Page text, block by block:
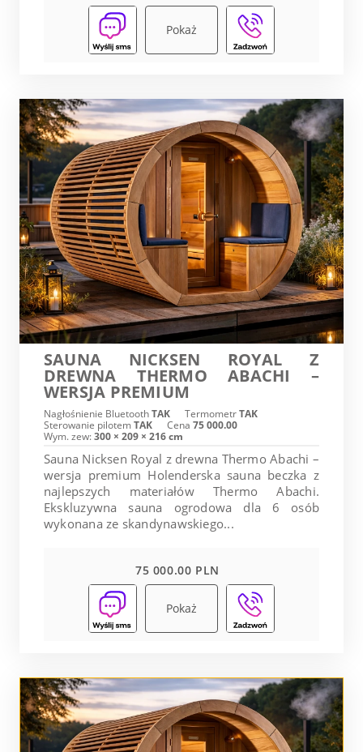
Pokaż
SAUNA NICKSEN ROYAL Z
DREWNA THERMO ABACHI –
WERSJA PREMIUM
Nagłośnienie BluetoothTAK TermometrTAK
Sterowanie pilotemTAK Cena 75 000.00
Wym. zew:300 × 209 × 216 cm
Sauna Nicksen Royal z drewna Thermo Abachi –
wersja premium Holenderska sauna beczka z
najlepszych materiałów Thermo Abachi.
Ekskluzywna sauna ogrodowa dla 6 osób
wykonana ze skandynawskiego...
75 000.00 PLN
Pokaż